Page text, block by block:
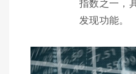
发现功能。